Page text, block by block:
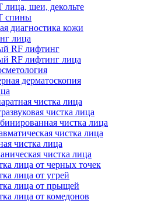
шеи, декольте
спины
диагностика кожи
лица
RF лифтинг
RF лифтинг лица
дерматоскопия
чистка лица
чистка лица
чистка лица
чистка лица
чистка лица
чистка лица
лица от черных точек
лица от угрей
лица от прыщей
лица от комедонов